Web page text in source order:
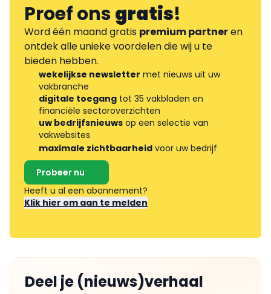
Proef onsgratis!
Word één maand gratis premium partneren
ontdek alle unieke voordelen die wij u te
bieden hebben.
wekelijkse newsletter met nieuws uit uw
vakbranche
digitale toegang tot 35 vakbladen en
financiële sectoroverzichten
uw bedrijfsnieuws op een selectie van
vakwebsites
maximale zichtbaarheid voor uw bedrijf
Probeer nu
Heeft u al een abonnement?
Klik hier om aan te melden
Deel je (nieuws)verhaal